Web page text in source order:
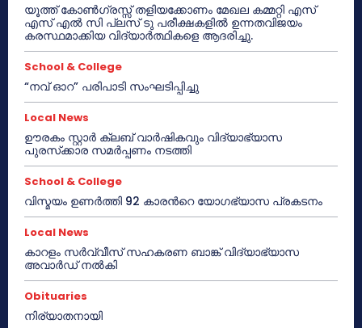
യൂത്ത് കോൺഗ്രസ്സ് തളിയക്കോണം മേഖല കമ്മറ്റി എസ്
എസ് എൽ സി പ്ലസ് ടു പരീക്ഷകളിൽ ഉന്നതവിജയം
കരസ്ഥമാക്കിയ വിദ്യാർത്ഥികളെ ആദരിച്ചു.
School & College
“നവ് ഓറ” പരിപാടി സംഘടിപ്പിച്ചു
Local News
ഊരകം സ്റ്റാർ ക്ലബ് വാർഷികവും വിദ്യാഭ്യാസ
പുരസ്‌ക്കാര സമർപ്പണം നടത്തി
School & College
വിസ്മയം ഉണർത്തി 92 കാരൻറെ യോഗഭ്യാസ പ്രകടനം
Local News
കാറളം സർവ്വീസ് സഹകരണ ബാങ്ക് വിദ്യാഭ്യാസ
അവാർഡ് നൽകി
Obituaries
നിര്യാതനായി